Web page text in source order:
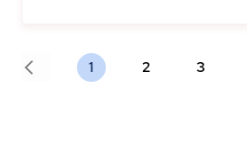
1 2 3